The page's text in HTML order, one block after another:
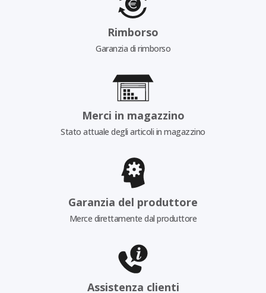
Rimborso
Garanzia di rimborso
Merci in magazzino
Stato attuale degli articoli in magazzino
Garanzia del produttore
Merce direttamente dal produttore
Assistenza clienti